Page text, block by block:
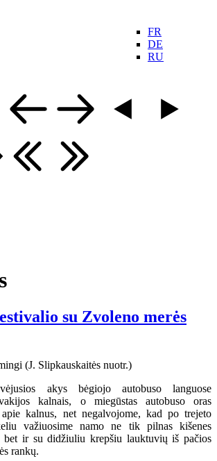
FR
DE
RU
su Zvoleno merės
akys bėgiojo autobuso languose
kalnais, o miegūstas autobuso oras
kalnus, net negalvojome, kad po trejeto
važiuosime namo ne tik pilnas kišenes
bet ir su didžiuliu krepšiu lauktuvių iš pačios
rankų.